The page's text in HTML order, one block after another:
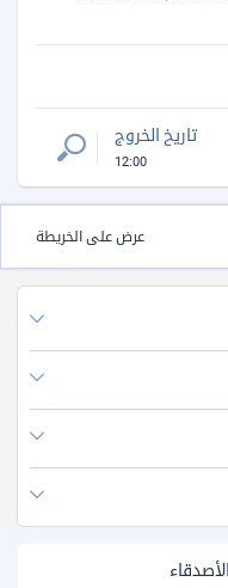
تاريخ الخروج
12:00
عرض على الخريطة